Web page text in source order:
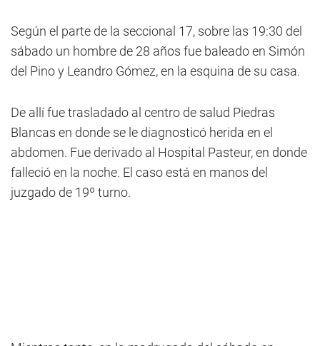
Según el parte de la seccional 17, sobre las 19:30 del
sábado un hombre de 28 años fue baleado en Simón
del Pino y Leandro Gómez, en la esquina de su casa.
De allí fue trasladado al centro de salud Piedras
Blancas en donde se le diagnosticó herida en el
abdomen. Fue derivado al Hospital Pasteur, en donde
falleció en la noche. El caso está en manos del
juzgado de 19º turno.